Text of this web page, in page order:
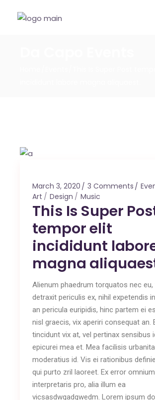
March 3, 2020 3 Comments
Art
Design Music
This Is Super
tempor elit
incididunt
magna
Alienum phaedrum torquatos nec eu,
detraxit periculis ex, nihil expetendis
an pericula euripidis, hinc partem ei
nisl graecis, vix aperiri consequat an.
tincidunt vix at, vel pertinax sensibus
epicurei mea et. Mea facilisis
moderatius id. Vis ei rationibus
qui purto zril laoreet. Ex error omnium
interpretaris pro, alia illum ea
vicsasdwqadqwedm. Lorem ipsum